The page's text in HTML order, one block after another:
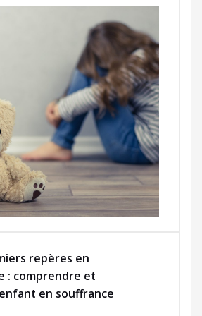
repères en
: comprendre et
en souffrance